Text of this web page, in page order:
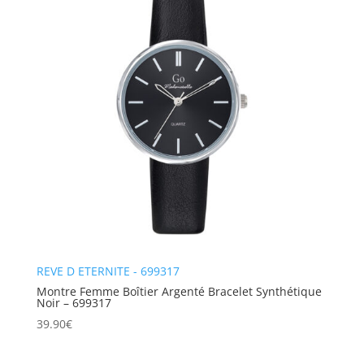
REVE D ETERNITE - 699317
Montre Femme Boîtier Argenté Bracelet Synthétique
Noir – 699317
39.90€